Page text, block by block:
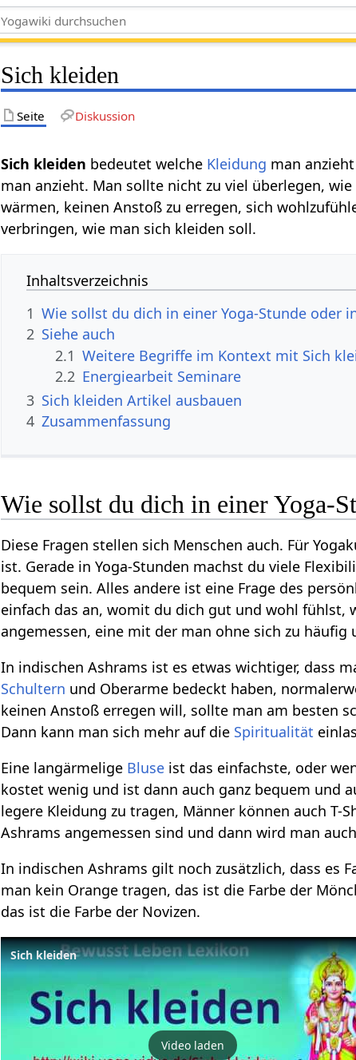
Sich kleiden
Seite Diskussion
bedeutet welche Kleidung man
man anzieht. Man sollte nicht zu viel überlegen,
wärmen, keinen Anstoß zu erregen, sich
verbringen, wie man sich kleiden soll.
Inhaltsverzeichnis
1 Wie sollst du dich in einer Yoga-Stunde oder
2 Siehe auch
2.1
2.2 Energiearbeit Seminare
3
Sich kleiden‏‎ Artikel ausbauen
4 Zusammenfassung
Wie sollst du dich in einer Yoga-
Diese Fragen stellen sich Menschen auch. Für
ist. Gerade in Yoga-Stunden machst du viele
bequem sein. Alles andere ist eine Frage des
einfach das an, womit du dich gut und wohl fühlst,
angemessen, eine mit der man ohne sich zu
In indischen Ashrams ist es etwas wichtiger, dass
Schultern und Oberarme bedeckt haben,
keinen Anstoß erregen will, sollte man am besten
Dann kann man sich mehr auf die Spiritualität
Eine langärmelige Bluse ist das einfachste, oder
kostet wenig und ist dann auch ganz bequem und
legere Kleidung zu tragen, Männer können auch
Ashrams angemessen sind und dann wird man
In indischen Ashrams gilt noch zusätzlich, dass es
man kein Orange tragen, das ist die Farbe der
das ist die Farbe der Novizen.
Sich kleiden‏‎
Video laden